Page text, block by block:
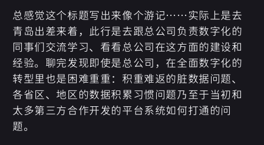
总感觉这个标题写出来像个游记……实际上是去
青岛出差来着，此行是去跟总公司负责数字化的
同事们交流学习、看看总公司在这方面的建设和
经验。聊完发现即使是总公司，在全面数字化的
转型里也是困难重重：积重难返的脏数据问题、
各省区、地区的数据积累习惯问题乃至于当初和
太多第三方合作开发的平台系统如何打通的问
题。